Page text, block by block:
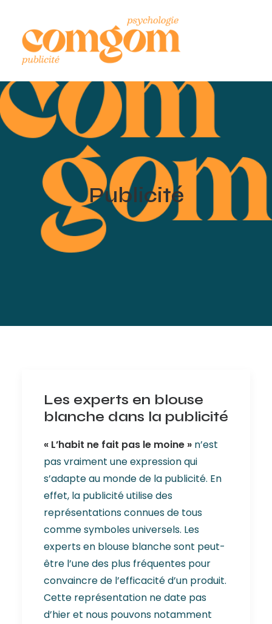
Publicité
Les experts en blouse
blanche dans la publicité
« L’habit ne fait pas le moine » n’est
pas vraiment une expression qui
s’adapte au monde de la publicité. En
effet, la publicité utilise des
représentations connues de tous
comme symboles universels. Les
experts en blouse blanche sont peut-
être l’une des plus fréquentes pour
convaincre de l’efficacité d’un produit.
Cette représentation ne date pas
d’hier et nous pouvons notamment